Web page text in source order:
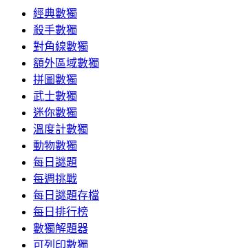
經典數獨
殺手數獨
對角線數獨
額外區域數獨
拼圖數獨
武士數獨
迷你數獨
溫度計數獨
動物數獨
每日謎題
每週挑戰
每日謎題存檔
每日排行榜
數獨解題器
可列印數獨